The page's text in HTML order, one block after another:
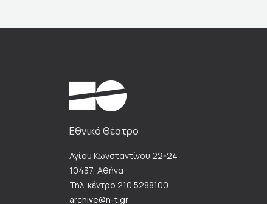
Εθνικό Θέατρο
Αγίου Κωνσταντίνου 22-24
10437, Αθήνα
Τηλ. κέντρο 210 5288100
archive@n-t.gr